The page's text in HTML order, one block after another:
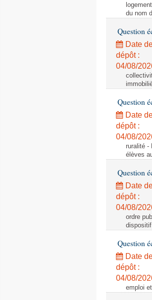
du nom
Question
Date
dépôt :
04/08/
Question
Date
dépôt :
04/08/
ruralité -
élèves
Question
Date
dépôt :
04/08/
ordre
Question
Date
dépôt :
04/08/
emploi